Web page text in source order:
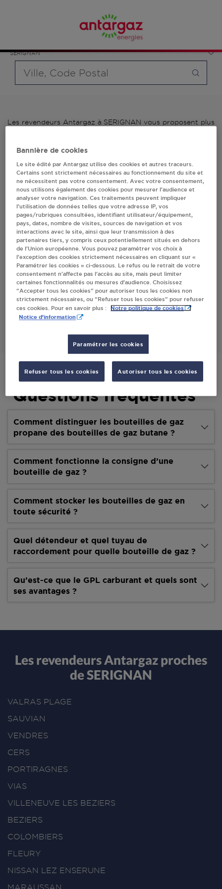
SERIGNAN
bouteille souhaité et le type de point de vente (revendeur /
distributeur automatique de bouteilles de gaz ou station GPL
carburant)
Les revendeurs Antargaz à SERIGNAN vous proposent plus
Antargaz à SERIGNAN, l'adresse, le numéro de téléphone de
votre stations GPL ou distributeurs de bouteilles de gaz.
1 revendeur(s) Antargaz
à SERIGNAN
Villes
CARREFOUR DISTRIBUTION SERIGNAN
ROUTE DE VALRAS
34410SERIGNAN
S'Y RENDRE
Questions fréquentes
Comment distinguer les bouteilles de gaz
propane des bouteilles de gaz butane ?
Comment fonctionne la consigne d’une
bouteille de gaz ?
Comment stocker les bouteilles de gaz en
toute sécurité ?
Quel détendeur et quel tuyau de
raccordement pour quelle bouteille de gaz ?
Qu’est-ce que le GPL carburant et quels sont
ses avantages ?
Les revendeurs Antargaz proches
de SERIGNAN
VALRAS PLAGE
SAUVIAN
VENDRES
CERS
PORTIRAGNES
VIAS
VILLENEUVE LES BEZIERS
BEZIERS
COLOMBIERS
FLEURY
NISSAN LEZ ENSERUNE
MARAUSSAN
Bannière de cookies
Le site édité par Antargaz utilise des cookies et autres traceurs.
Certains sont strictement nécessaires au fonctionnement du site et
ne nécessitent pas votre consentement. Avec votre consentement,
nous utilisons également des cookies pour mesurer l’audience et
analyser votre navigation. Ces traitements peuvent impliquer
l’utilisation de données telles que votre adresse IP, vos
pages/rubriques consultées, identifiant utilisateur/équipement,
pays, dates, nombre de visites, sources de navigation et vos
interactions avec le site, ainsi que leur transmission à des
partenaires tiers, y compris ceux potentiellement situés en dehors
de l’Union européenne. Vous pouvez paramétrer vos choix à
l’exception des cookies strictement nécessaires en cliquant sur «
Paramétrer les cookies » ci-dessous. Le refus ou le retrait de votre
consentement n’affecte pas l’accès au site, mais peut limiter
certaines fonctionnalités ou mesures d’audience. Choisissez
“Accepter tous les cookies” pour autoriser tous les cookies non
strictement nécessaires, ou “Refuser tous les cookies” pour refuser
ces cookies. Pour en savoir plus :
Notre politique de cookies
Notice d'information
Paramétrer les cookies
Refuser tous les cookies Autoriser tous les cookies